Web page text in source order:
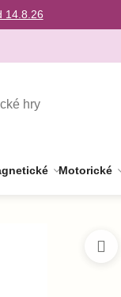
14.8.26
Motorické